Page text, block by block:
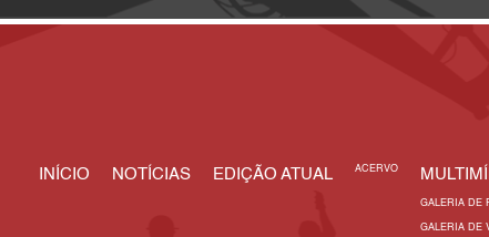
INÍCIO NOTÍCIAS EDIÇÃO ATUAL ACERVO
GALERIA DE
GALERIA DE